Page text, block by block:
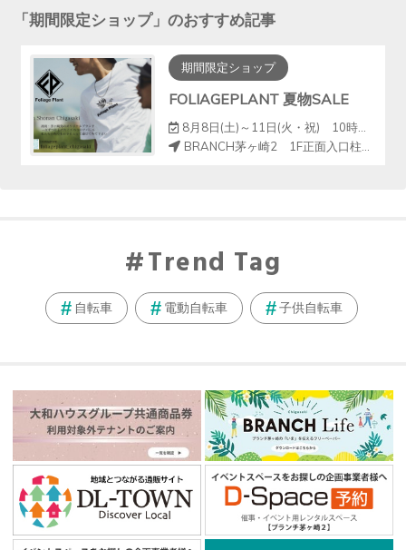
「期間限定ショップ」のおすすめ記事
期間限定ショップ
FOLIAGEPLANT 夏物SALE
8月8日(土)～11日(火・祝) 10時～18時
BRANCH茅ヶ崎2 1F正面入口柱周り（クイックカット前）
Trend Tag
自転車 電動自転車 子供自転車